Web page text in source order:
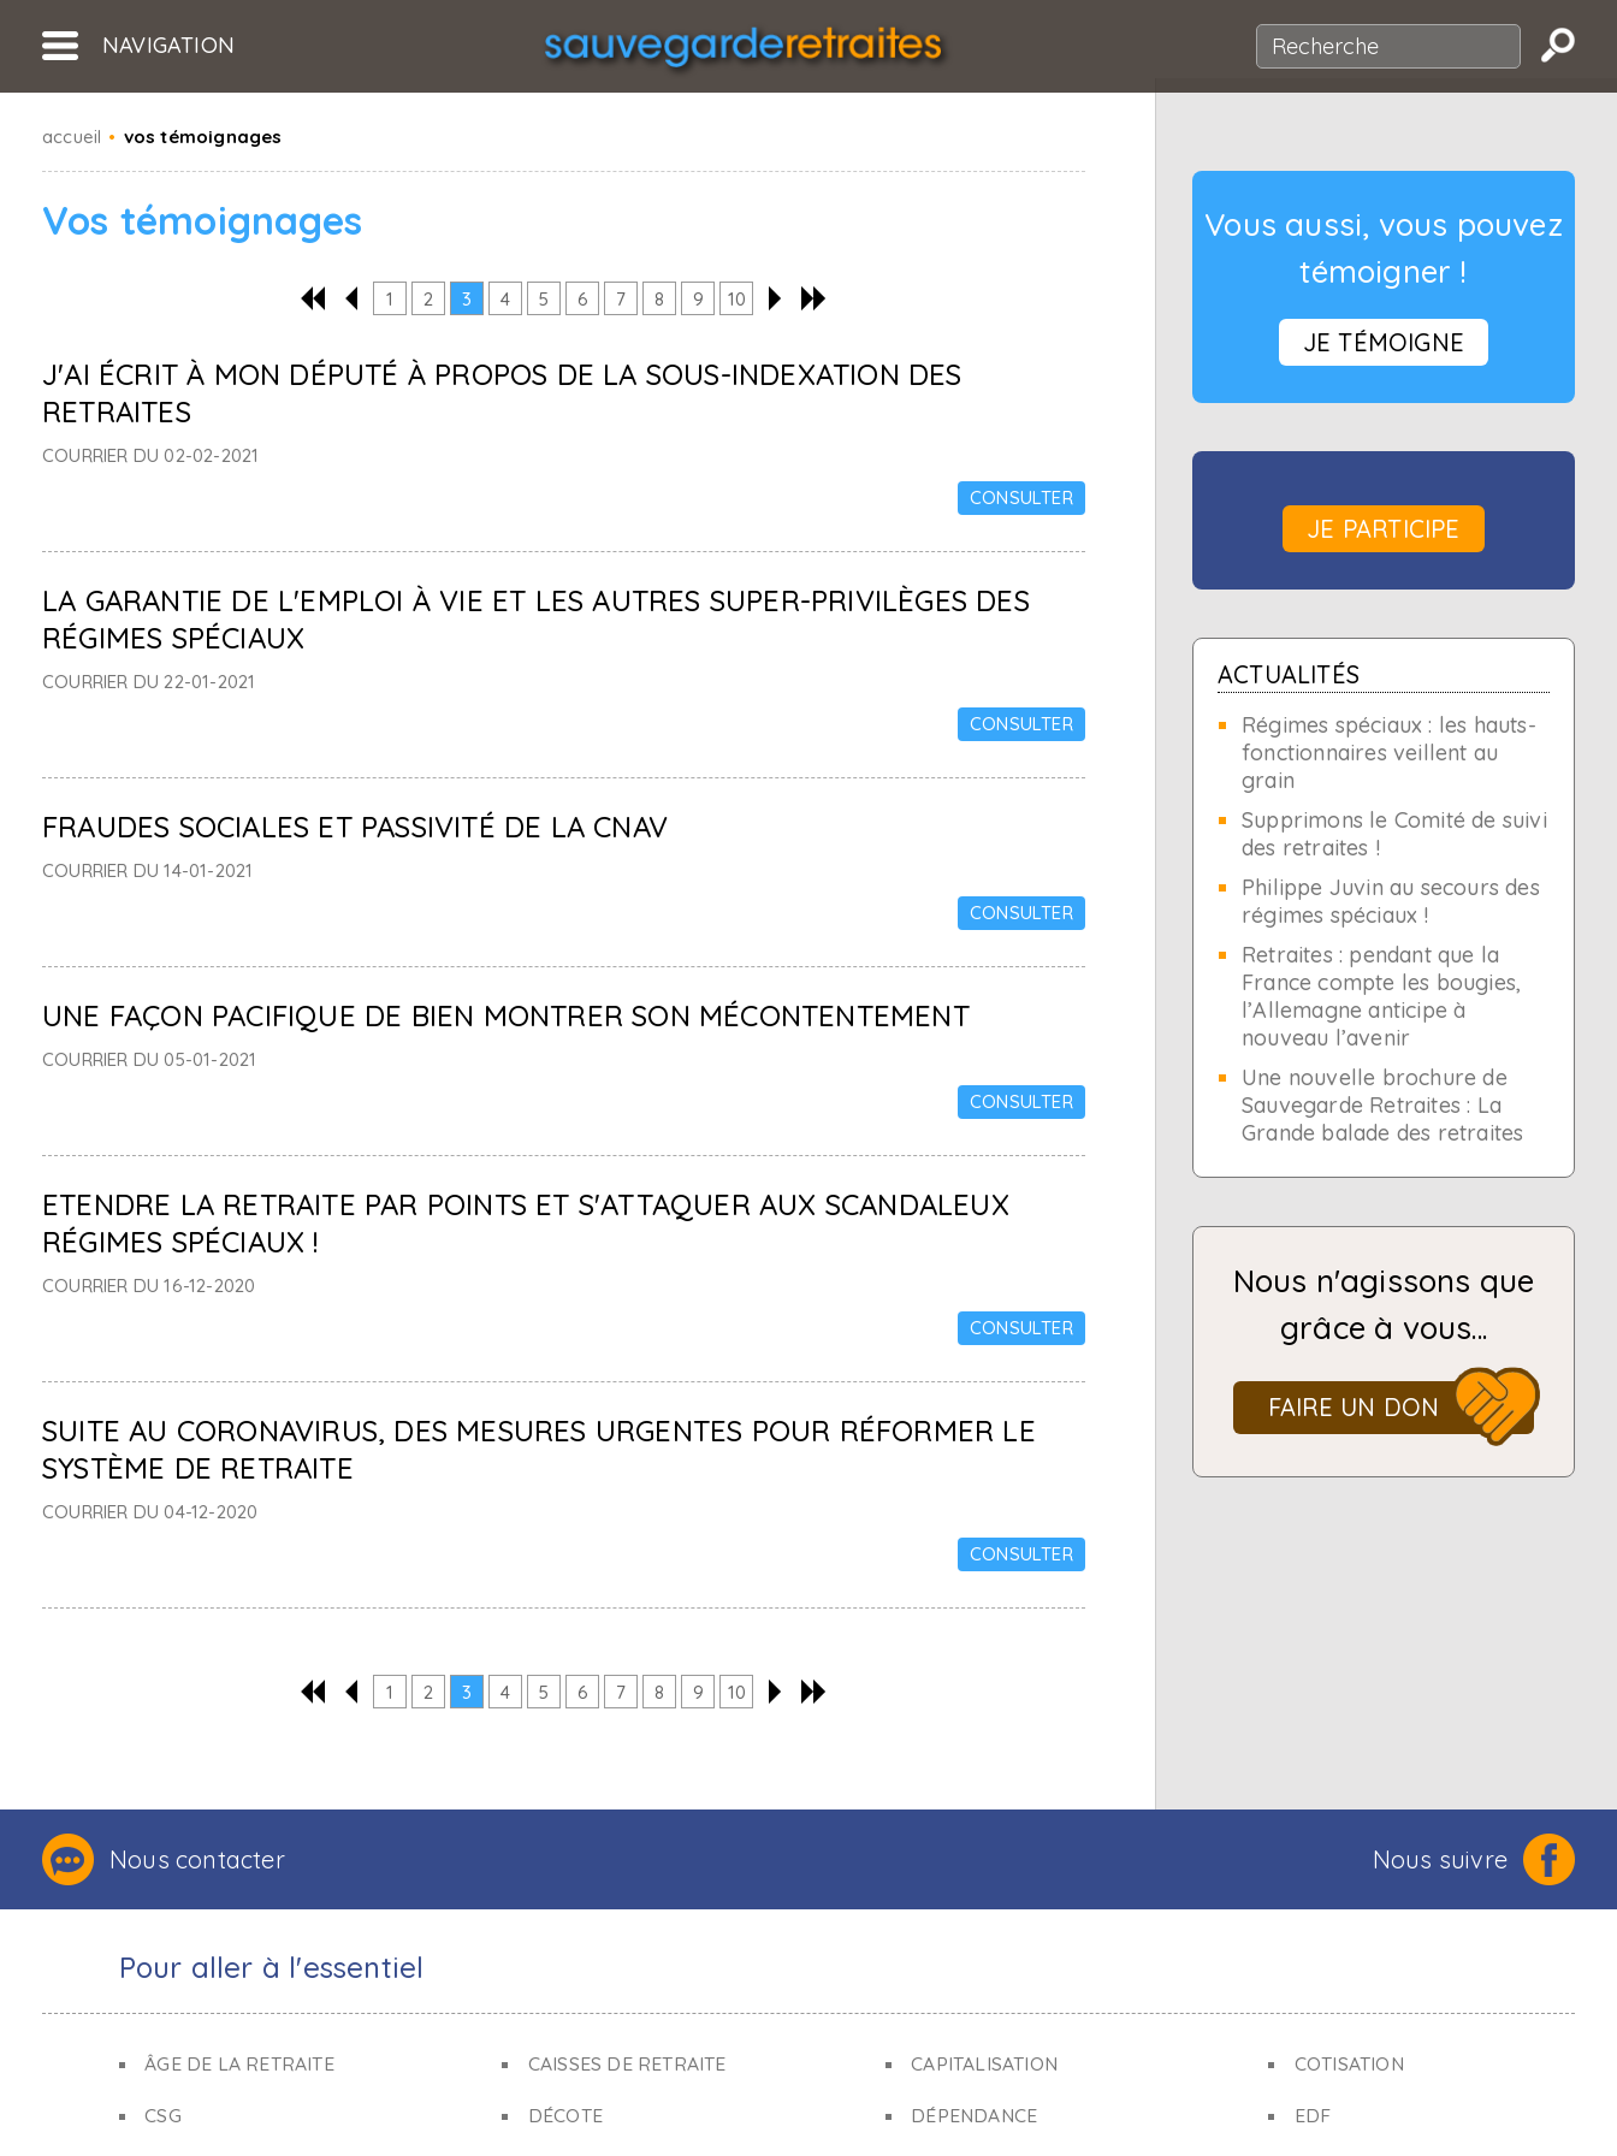
NAVIGATION
accueil • vos témoignages
Vos témoignages
1 2 3 4 5 6 7 8 9 10
J'AI ÉCRIT À MON DÉPUTÉ À PROPOS DE LA SOUS-INDEXATION DES
RETRAITES
COURRIER DU 02-02-2021
CONSULTER
LA GARANTIE DE L'EMPLOI À VIE ET LES AUTRES SUPER-PRIVILÈGES DES
RÉGIMES SPÉCIAUX
COURRIER DU 22-01-2021
CONSULTER
FRAUDES SOCIALES ET PASSIVITÉ DE LA CNAV
COURRIER DU 14-01-2021
CONSULTER
UNE FAÇON PACIFIQUE DE BIEN MONTRER SON MÉCONTENTEMENT
COURRIER DU 05-01-2021
CONSULTER
ETENDRE LA RETRAITE PAR POINTS ET S'ATTAQUER AUX SCANDALEUX
RÉGIMES SPÉCIAUX !
COURRIER DU 16-12-2020
CONSULTER
SUITE AU CORONAVIRUS, DES MESURES URGENTES POUR RÉFORMER LE
SYSTÈME DE RETRAITE
COURRIER DU 04-12-2020
CONSULTER
1 2 3 4 5 6 7 8 9 10
Vous aussi, vous pouvez
témoigner !
JE TÉMOIGNE
JE PARTICIPE
ACTUALITÉS
Régimes spéciaux : les hauts-
fonctionnaires veillent au
grain
Supprimons le Comité de suivi
des retraites !
Philippe Juvin au secours des
régimes spéciaux !
Retraites : pendant que la
France compte les bougies,
l’Allemagne anticipe à
nouveau l’avenir
Une nouvelle brochure de
Sauvegarde Retraites : La
Grande balade des retraites
Nous n'agissons que
grâce à vous...
FAIRE UN DON
Nous contacter Nous suivre
Pour aller à l'essentiel
ÂGE DE LA RETRAITE CAISSES DE RETRAITE CAPITALISATION COTISATION
CSG DÉCOTE DÉPENDANCE EDF